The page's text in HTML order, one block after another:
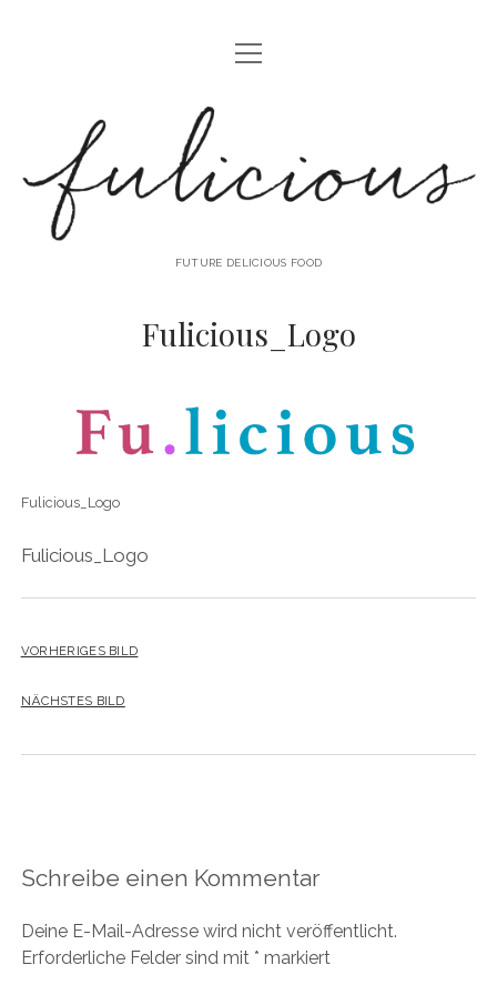
Menü
öffnen
Fulicious
FUTURE DELICIOUS FOOD
Fulicious_Logo
Fulicious_Logo
Fulicious_Logo
VORHERIGES BILD
NÄCHSTES BILD
Schreibe einen Kommentar
Deine E-Mail-Adresse wird nicht veröffentlicht.
Erforderliche Felder sind mit * markiert